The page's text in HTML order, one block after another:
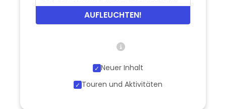
AUFLEUCHTEN!
Neuer Inhalt
Touren und Aktivitäten